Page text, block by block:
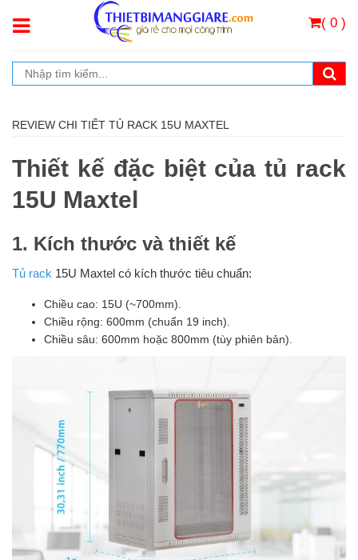
( 0 )
REVIEW CHI TIẾT TỦ RACK 15U MAXTEL
Thiết kế đặc biệt của tủ rack
15U Maxtel
1. Kích thước và thiết kế
Tủ rack 15U Maxtel có kích thước tiêu chuẩn:
Chiều cao: 15U (~700mm).
Chiều rộng: 600mm (chuẩn 19 inch).
Chiều sâu: 600mm hoặc 800mm (tùy phiên bản).